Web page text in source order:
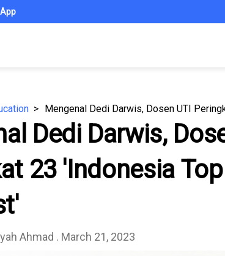
Dedi Darwis,
23 'Indonesia
Ahmad . March 21, 2023